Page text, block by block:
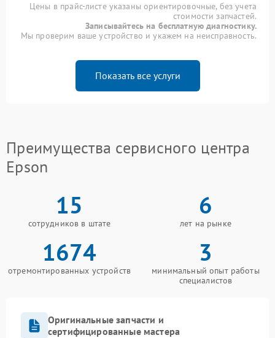
Цены в прайс-листе указаны ориентировочные, без учета
стоимости запчастей.
Записывайтесь на бесплатную диагностику.
Мы проверим ваше устройство и укажем на неисправность.
Показать все услуги
Преимущества сервисного центра
Epson
15
сотрудников в штате
6
лет на рынке
1674
отремонтированных устройств
3
минимальный опыт работы
специалистов
Оригинальные запчасти и
сертифицированные мастера